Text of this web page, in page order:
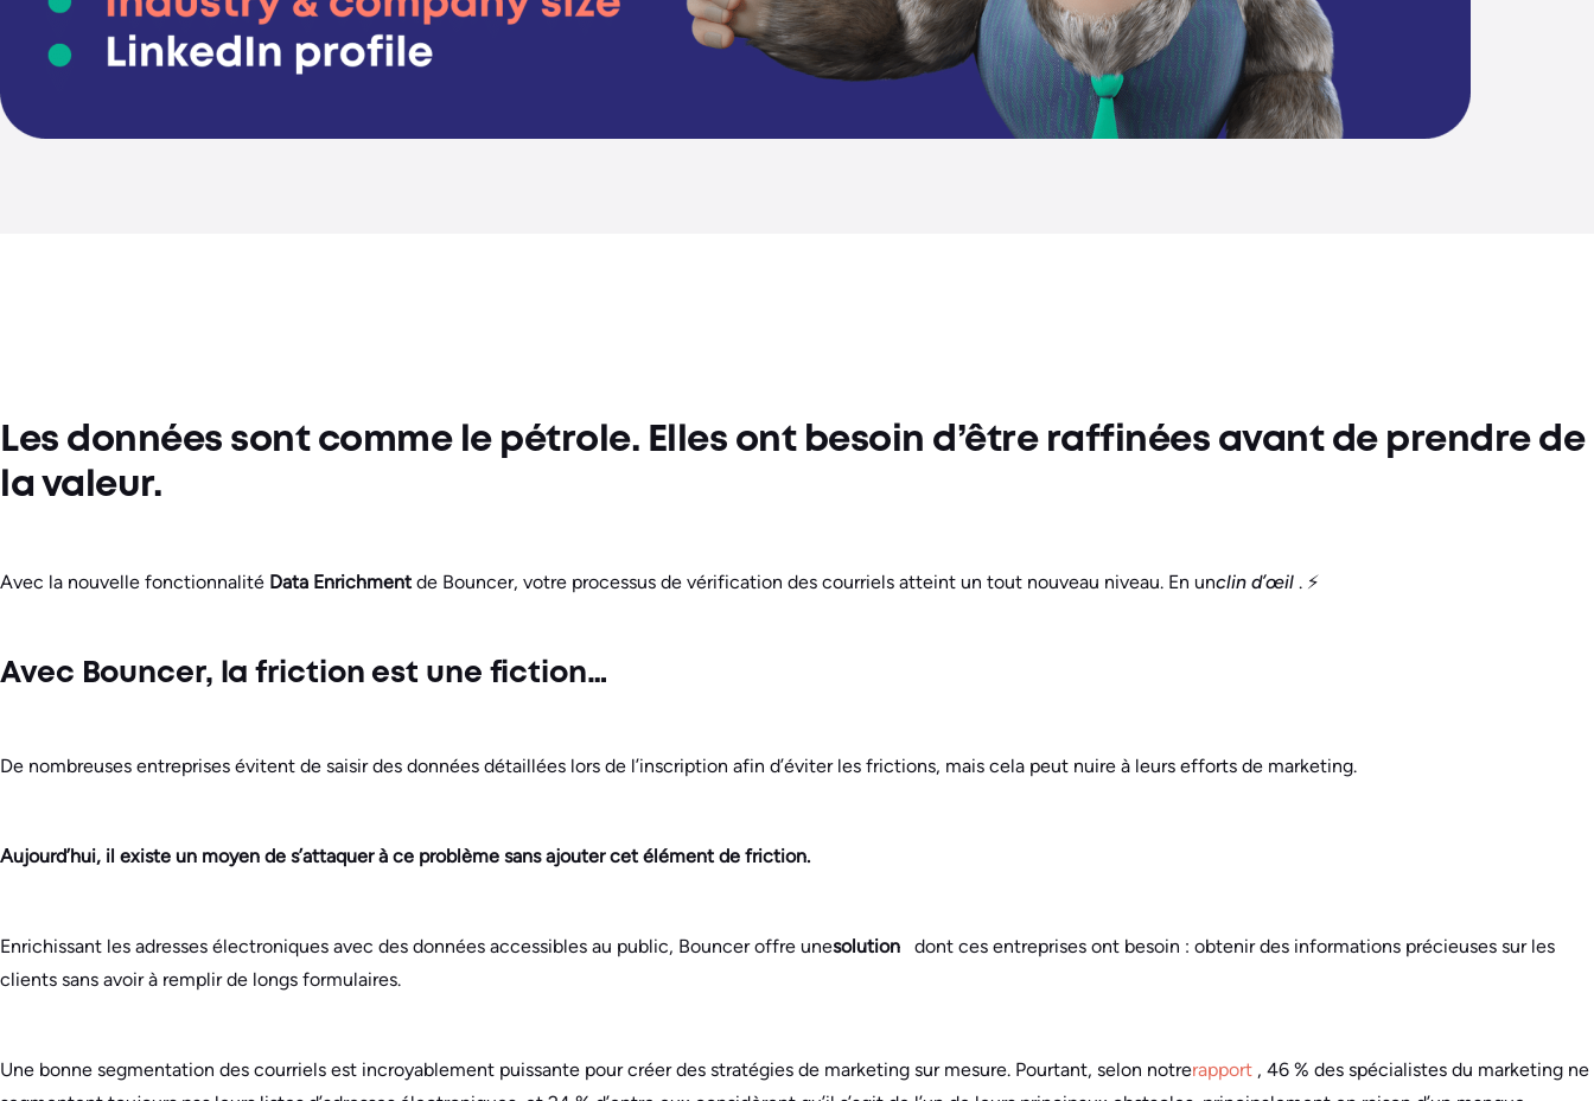
Les données sont comme le pétrole. Elles ont besoin d’être raffinées avant de prendre de
la valeur.
Avec la nouvelle fonctionnalité Data Enrichmentde Bouncer, votre processus de vérification des courriels atteint un tout nouveau niveau. En unclin d’œil . ⚡
Avec Bouncer, la friction est une fiction…
De nombreuses entreprises évitent de saisir des données détaillées lors de l’inscription afin d’éviter les frictions, mais cela peut nuire à leurs efforts de marketing.
Aujourd’hui, il existe un moyen de s’attaquer à ce problème sans ajouter cet élément de friction.
Enrichissant les adresses électroniques avec des données accessibles au public, Bouncer offre unesolution
dont ces entreprises ont besoin : obtenir des informations précieuses sur les
clients sans avoir à remplir de longs formulaires.
Une bonne segmentation des courriels est incroyablement puissante pour créer des stratégies de marketing sur mesure. Pourtant, selon notrerapport , 46 % des spécialistes du marketing ne